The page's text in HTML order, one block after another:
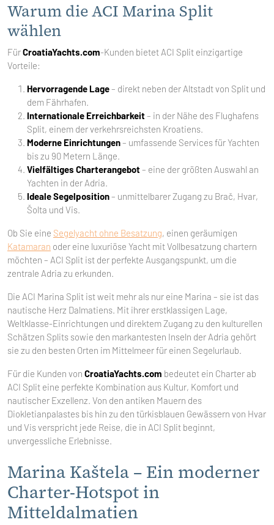
Warum die ACI Marina Split
wählen
FürCroatiaYachts.com-Kunden bietet ACI Split einzigartige
Vorteile:
Hervorragende Lage– direkt neben der Altstadt von Split und
dem Fährhafen.
Internationale Erreichbarkeit– in der Nähe des Flughafens
Split, einem der verkehrsreichsten Kroatiens.
Moderne Einrichtungen– umfassende Services für Yachten
bis zu 90 Metern Länge.
Vielfältiges Charterangebot– eine der größten Auswahl an
Yachten in der Adria.
Ideale Segelposition– unmittelbarer Zugang zu Brač, Hvar,
Šolta und Vis.
Ob Sie eine Segelyacht ohne Besatzung, einen geräumigen
Katamaran oder eine luxuriöse Yacht mit Vollbesatzung chartern
möchten – ACI Split ist der perfekte Ausgangspunkt, um die
zentrale Adria zu erkunden.
Die ACI Marina Split ist weit mehr als nur eine Marina – sie ist das
nautische Herz Dalmatiens. Mit ihrer erstklassigen Lage,
Weltklasse-Einrichtungen und direktem Zugang zu den kulturellen
Schätzen Splits sowie den markantesten Inseln der Adria gehört
sie zu den besten Orten im Mittelmeer für einen Segelurlaub.
Für die Kunden von CroatiaYachts.com bedeutet ein Charter ab
ACI Split eine perfekte Kombination aus Kultur, Komfort und
nautischer Exzellenz. Von den antiken Mauern des
Diokletianpalastes bis hin zu den türkisblauen Gewässern von Hvar
und Vis verspricht jede Reise, die in ACI Split beginnt,
unvergessliche Erlebnisse.
Marina Kaštela – Ein moderner
Charter-Hotspot in
Mitteldalmatien